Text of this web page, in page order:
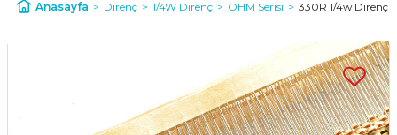
Anasayfa Direnç 1/4W Direnç OHM Serisi 330R 1/4w Direnç